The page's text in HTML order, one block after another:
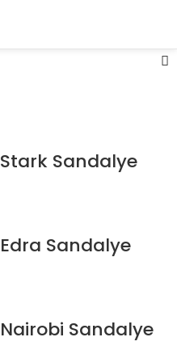
Stark Sandalye
Edra Sandalye
Nairobi Sandalye